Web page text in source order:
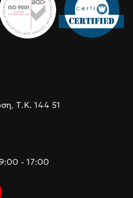
Τ.Κ. 144 51
- 17:00